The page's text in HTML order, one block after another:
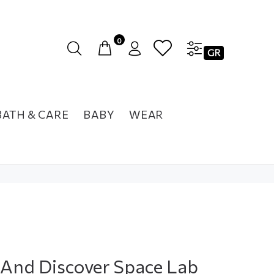
0
GR
& CARE BABY WEAR
Discover Space Lab